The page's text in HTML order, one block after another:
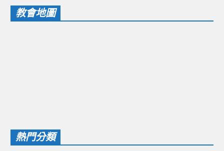
大甲靈糧堂 FB粉絲專頁
蒲公英希望基金會
教會地圖
熱門分類